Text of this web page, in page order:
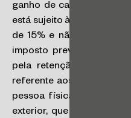
ganho de capital
está sujeito à incidência
de 15% e não se
imposto previstas para
pela retenção e
referente aos ganhos de
pessoa física ou jurídica,
exterior, que alienarem